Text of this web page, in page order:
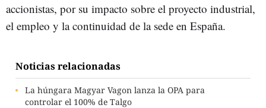
accionistas, por su impacto sobre el proyecto industrial,
el empleo y la continuidad de la sede en España.
Noticias relacionadas
La húngara Magyar Vagon lanza la OPA para
controlar el 100% de Talgo